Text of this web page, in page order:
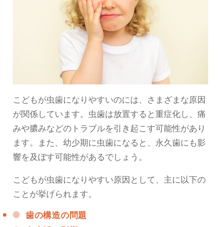
こどもが虫歯になりやすいのには、さまざまな原因
が関係しています。虫歯は放置すると重症化し、痛
みや膿みなどのトラブルを引き起こす可能性があり
ます。また、幼少期に虫歯になると、永久歯にも影
響を及ぼす可能性があるでしょう。
こどもが虫歯になりやすい原因として、主に以下の
ことが挙げられます。
歯の構造の問題